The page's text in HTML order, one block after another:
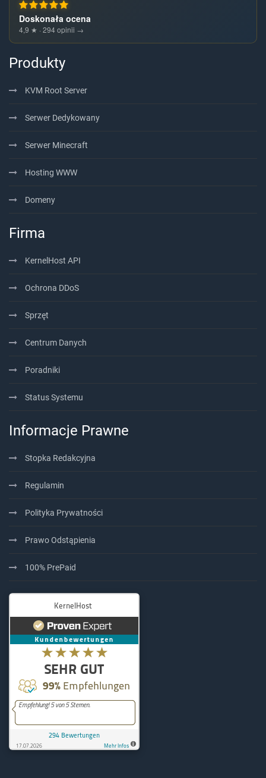
Doskonała ocena
4,9 ★ · 294 opinii →
Produkty
KVM Root Server
Serwer Dedykowany
Serwer Minecraft
Hosting WWW
Domeny
Firma
KernelHost API
Ochrona DDoS
Sprzęt
Centrum Danych
Poradniki
Status Systemu
Informacje Prawne
Stopka Redakcyjna
Regulamin
Polityka Prywatności
Prawo Odstąpienia
100% PrePaid